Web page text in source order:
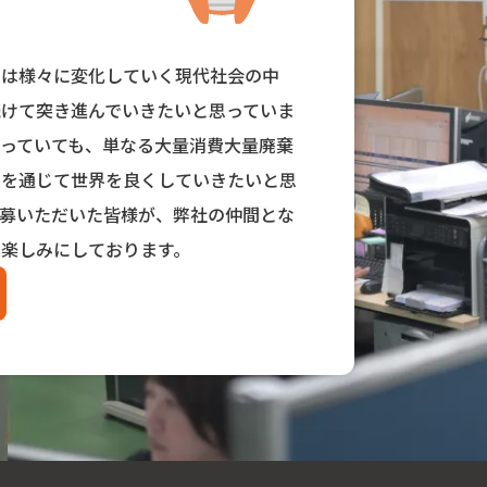
様々に変化していく現代社会の中
て突き進んでいきたいと思っていま
ていても、単なる大量消費大量廃棄
通じて世界を良くしていきたいと思
いただいた皆様が、弊社の仲間とな
しみにしております。